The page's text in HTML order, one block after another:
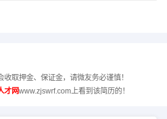
取押金、保证金，请微友务必谨慎！
才网www.zjswrf.com上看到该简历的！